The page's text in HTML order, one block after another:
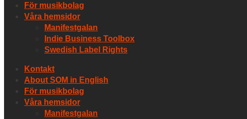
För musikbolag
Våra hemsidor
Manifestgalan
Indie Business Toolbox
Swedish Label Rights
Kontakt
About SOM in English
För musikbolag
Våra hemsidor
Manifestgalan